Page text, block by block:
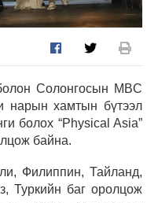
Солонгосын MBC
нарын хамтын бүтээл
болох “Physical Asia”
байна.
Филиппин, Тайланд,
Туркийн баг оролцож